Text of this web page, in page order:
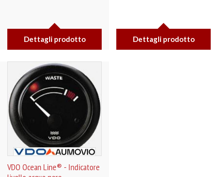
Dettagli prodotto Dettagli prodotto
VDO Ocean Line® - Indicatore